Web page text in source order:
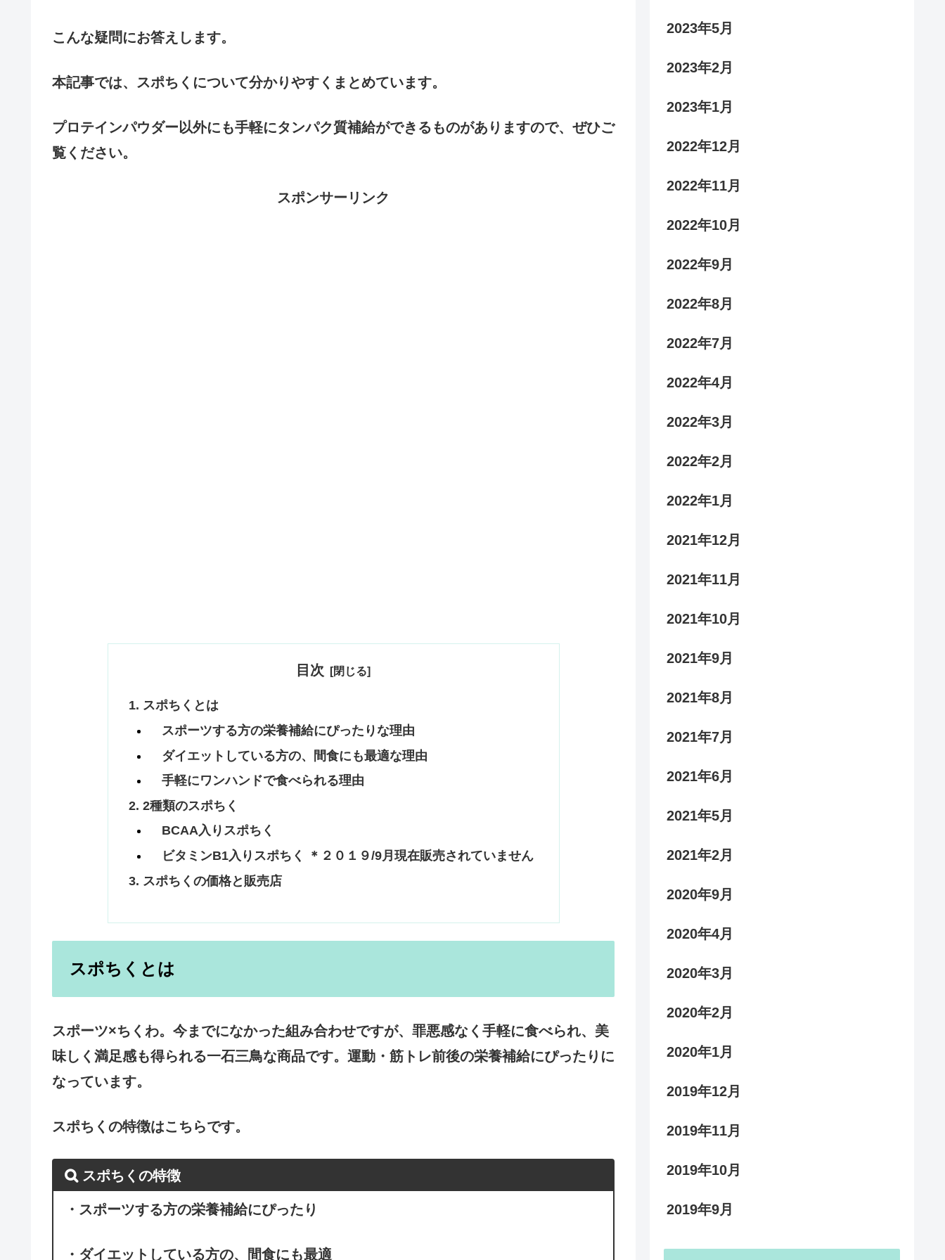
こんな疑問にお答えします。
本記事では、スポちくについて分かりやすくまとめています。
プロテインパウダー以外にも手軽にタンパク質補給ができるものがありますので、ぜひご
覧ください。
スポンサーリンク
目次
スポちくとは
スポーツする方の栄養補給にぴったりな理由
ダイエットしている方の、間食にも最適な理由
手軽にワンハンドで食べられる理由
2種類のスポちく
BCAA入りスポちく
ビタミンB1入りスポちく ＊２０１９/9月現在販売されていません
スポちくの価格と販売店
スポちくとは
スポーツ×ちくわ。今までになかった組み合わせですが、罪悪感なく手軽に食べられ、美
味しく満足感も得られる一石三鳥な商品です。運動・筋トレ前後の栄養補給にぴったりに
なっています。
スポちくの特徴はこちらです。
スポちくの特徴
・スポーツする方の栄養補給にぴったり
・ダイエットしている方の、間食にも最適
2023年5月
2023年2月
2023年1月
2022年12月
2022年11月
2022年10月
2022年9月
2022年8月
2022年7月
2022年4月
2022年3月
2022年2月
2022年1月
2021年12月
2021年11月
2021年10月
2021年9月
2021年8月
2021年7月
2021年6月
2021年5月
2021年2月
2020年9月
2020年4月
2020年3月
2020年2月
2020年1月
2019年12月
2019年11月
2019年10月
2019年9月